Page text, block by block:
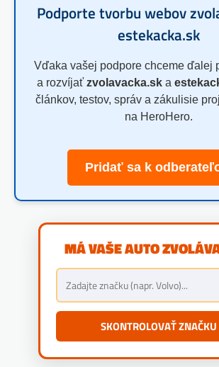
Podporte tvorbu webov
estekacka.sk
Vďaka vašej podpore chceme ďalej
a rozvíjať zvolavacka.ska
článkov, testov, správ a zákulisie
na HeroHero.
Pridať sa k
MÁ VAŠE AUTO
SKONTROLOVAŤ ZNAČKU